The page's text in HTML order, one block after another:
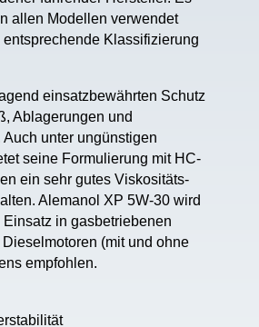
allen Modellen verwendet
Klassifizierung
einsatzbewährten Schutz
Ablagerungen und
unter ungünstigen
seine Formulierung mit HC-
ein sehr gutes Viskositäts-
Alemanol XP 5W-30 wird
in gasbetriebenen
(mit und ohne
empfohlen.